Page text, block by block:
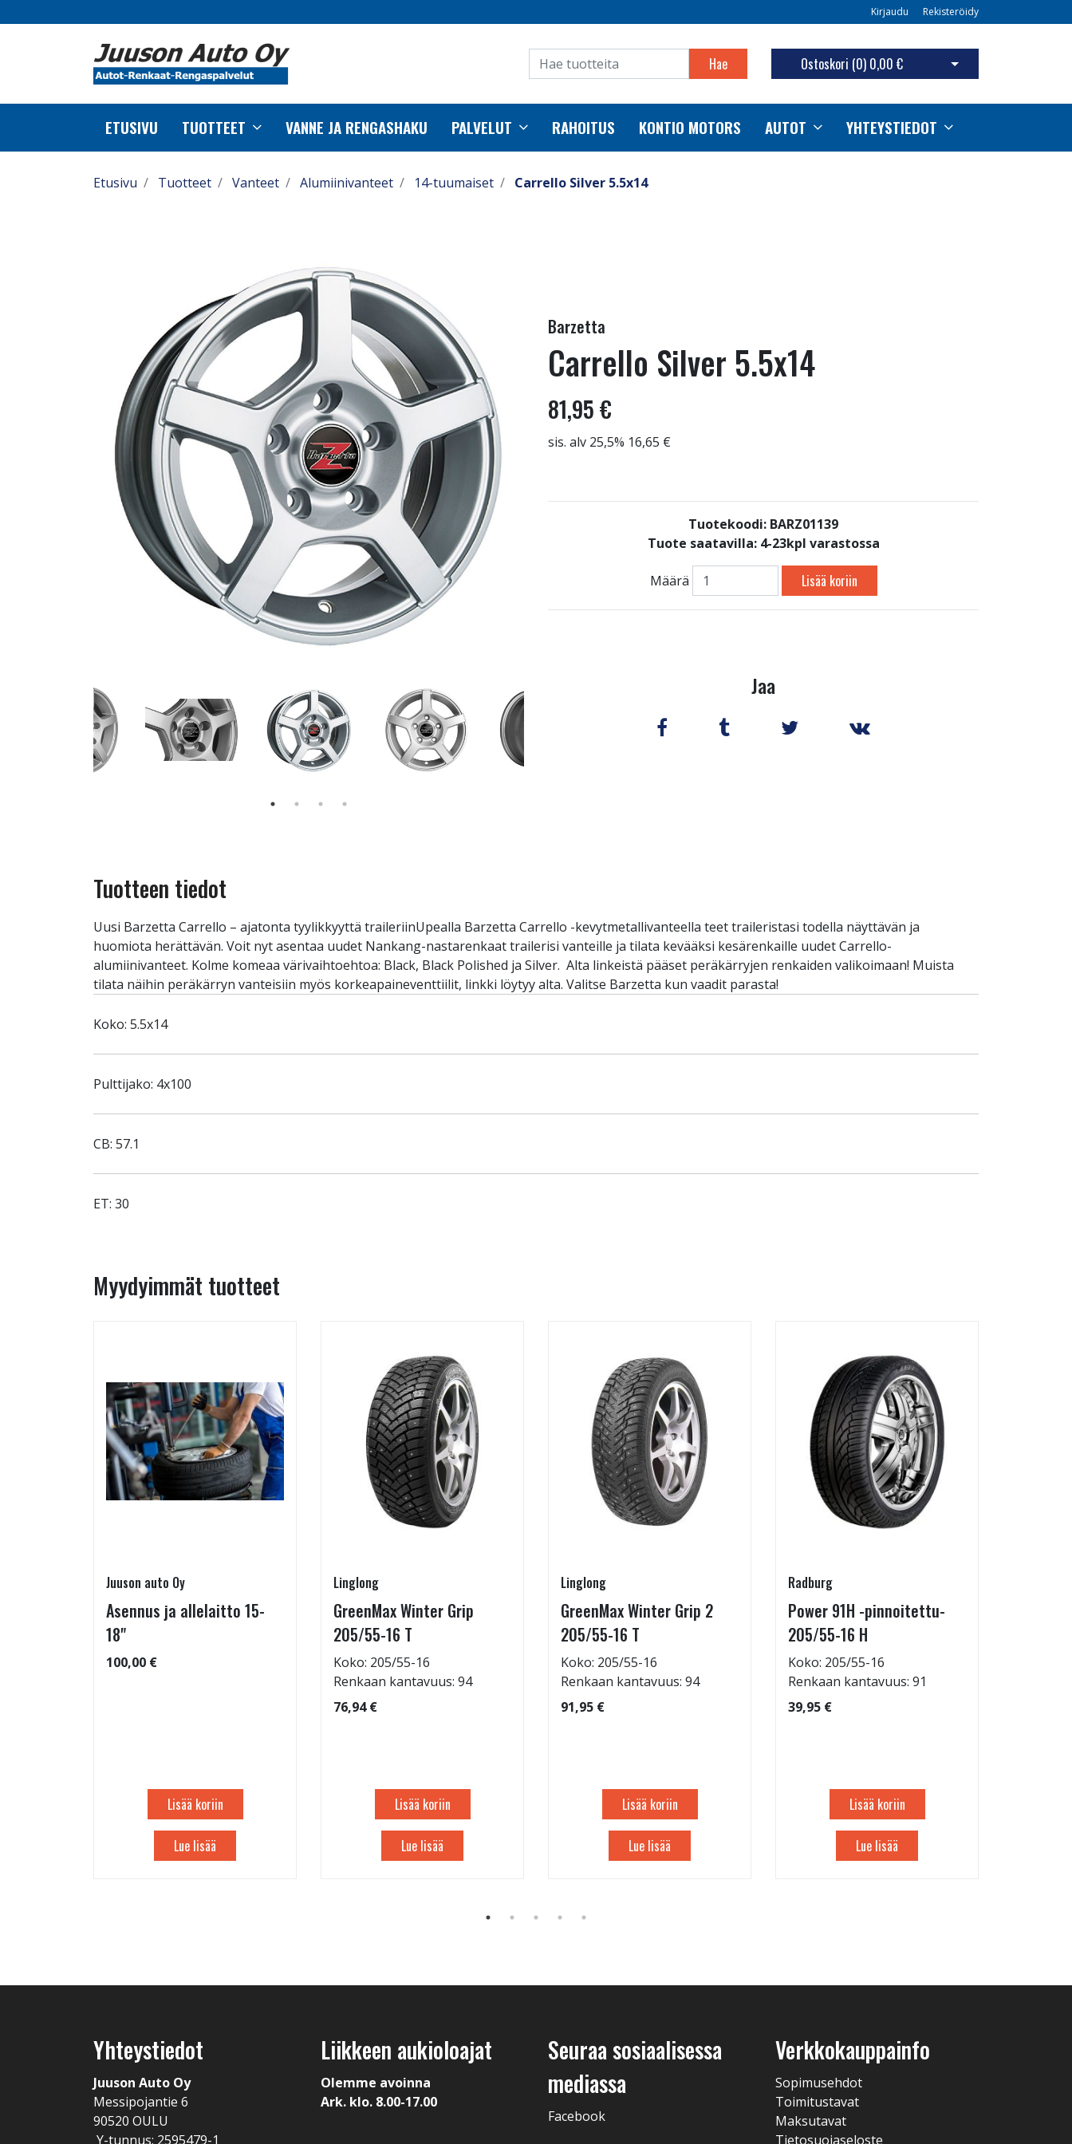
Kirjaudu Rekisteröidy
Hae Ostoskori (0) 0,00 € Avaa ostoskori
ETUSIVU TUOTTEET VANNE JA RENGASHAKU PALVELUT RAHOITUS KONTIO MOTORS AUTOT YHTEYSTIEDOT
Etusivu Tuotteet Vanteet Alumiinivanteet 14-tuumaiset Carrello Silver 5.5x14
Barzetta
Carrello Silver 5.5x14
81,95 €
sis. alv 25,5% 16,65 €
Tuotekoodi: BARZ01139
Tuote saatavilla: 4-23kpl varastossa
Määrä Lisää koriin
Jaa
Tuotteen tiedot
Uusi Barzetta Carrello – ajatonta tyylikkyyttä traileriinUpealla Barzetta Carrello -kevytmetallivanteella teet traileristasi todella näyttävän ja
huomiota herättävän. Voit nyt asentaa uudet Nankang-nastarenkaat trailerisi vanteille ja tilata kevääksi kesärenkaille uudet Carrello-
alumiinivanteet. Kolme komeaa värivaihtoehtoa: Black, Black Polished ja Silver. Alta linkeistä pääset peräkärryjen renkaiden valikoimaan! Muista
tilata näihin peräkärryn vanteisiin myös korkeapaineventtiilit, linkki löytyy alta. Valitse Barzetta kun vaadit parasta!
Koko: 5.5x14
Pulttijako: 4x100
CB: 57.1
ET: 30
Myydyimmät tuotteet
Juuson auto Oy
Asennus ja allelaitto 15-
18"
100,00 €
Lisää koriin
Lue lisää
Linglong
GreenMax Winter Grip
205/55-16 T
Koko: 205/55-16
Renkaan kantavuus: 94
76,94 €
Lisää koriin
Lue lisää
Linglong
GreenMax Winter Grip 2
205/55-16 T
Koko: 205/55-16
Renkaan kantavuus: 94
91,95 €
Lisää koriin
Lue lisää
Radburg
Power 91H -pinnoitettu-
205/55-16 H
Koko: 205/55-16
Renkaan kantavuus: 91
39,95 €
Lisää koriin
Lue lisää
Yhteystiedot
Juuson Auto Oy
Messipojantie 6
90520 OULU
Y-tunnus: 2595479-1
Liikkeen aukioloajat
Olemme avoinna
Ark. klo. 8.00-17.00
Seuraa sosiaalisessa
mediassa
Facebook
Verkkokauppainfo
Sopimusehdot
Toimitustavat
Maksutavat
Tietosuojaseloste